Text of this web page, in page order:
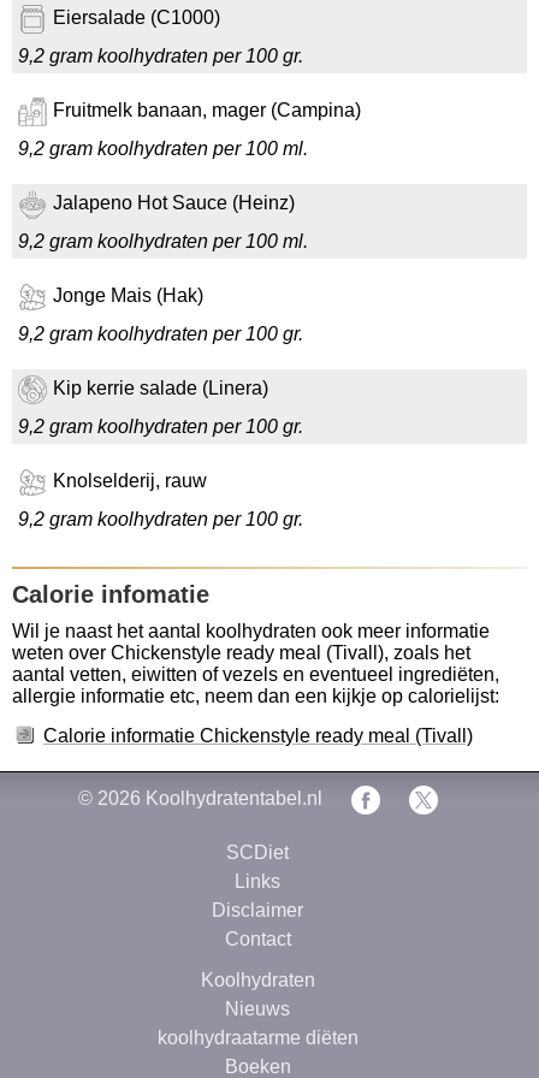
Eiersalade (C1000)
9,2 gram koolhydraten per 100 gr.
Fruitmelk banaan, mager (Campina)
9,2 gram koolhydraten per 100 ml.
Jalapeno Hot Sauce (Heinz)
9,2 gram koolhydraten per 100 ml.
Jonge Mais (Hak)
9,2 gram koolhydraten per 100 gr.
Kip kerrie salade (Linera)
9,2 gram koolhydraten per 100 gr.
Knolselderij, rauw
9,2 gram koolhydraten per 100 gr.
Calorie infomatie
Wil je naast het aantal koolhydraten ook meer informatie
weten over Chickenstyle ready meal (Tivall), zoals het
aantal vetten, eiwitten of vezels en eventueel ingrediëten,
allergie informatie etc, neem dan een kijkje op calorielijst:
Calorie informatie Chickenstyle ready meal (Tivall)
© 2026 Koolhydratentabel.nl
SCDiet
Links
Disclaimer
Contact
Koolhydraten
Nieuws
koolhydraatarme diëten
Boeken